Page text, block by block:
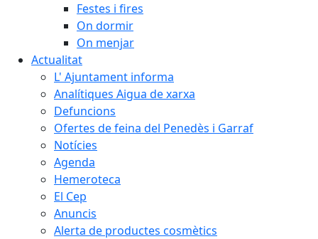
Festes i fires
On dormir
On menjar
Actualitat
L' Ajuntament informa
Analítiques Aigua de xarxa
Defuncions
Ofertes de feina del Penedès i Garraf
Notícies
Agenda
Hemeroteca
El Cep
Anuncis
Alerta de productes cosmètics